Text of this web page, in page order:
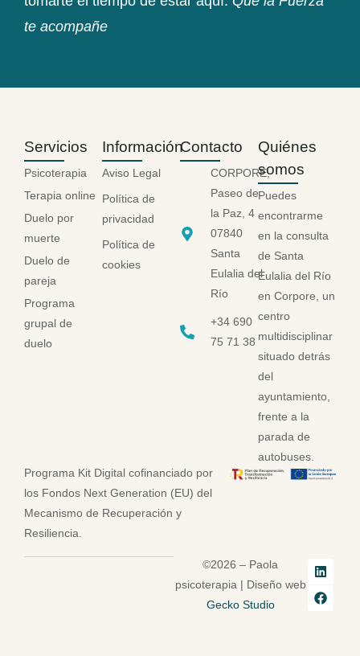
te acompañe
Servicios
Psicoterapia
Terapia online
Duelo por
muerte
Duelo de
pareja
Programa
grupal de
duelo
Información
Aviso Legal
Política de
privacidad
Política de
cookies
Contacto
CORPORE,
Paseo de
la Paz, 4
07840
Santa
Eulalia del
Río
+34 690
75 71 38
Quiénes
somos
Puedes
encontrarme
en la consulta
de Santa
Eulalia del Río
en Corpore, un
centro
multidisciplinar
situado detrás
del
ayuntamiento,
frente a la
parada de
autobuses.
Programa Kit Digital cofinanciado por
los Fondos Next Generation (EU) del
Mecanismo de Recuperación y
Resiliencia.
©2026 – Paola
psicoterapia | Diseño web
Gecko Studio